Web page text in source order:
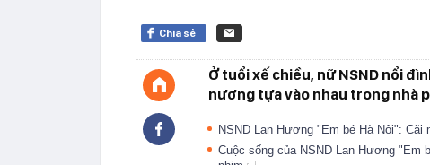
Chia sẻ
Ở tuổi xế chiều, nữ NSND nổi
nương tựa vào nhau trong nhà
NSND Lan Hương "Em bé Hà Nội": Cãi
Cuộc sống của NSND Lan Hương "Em